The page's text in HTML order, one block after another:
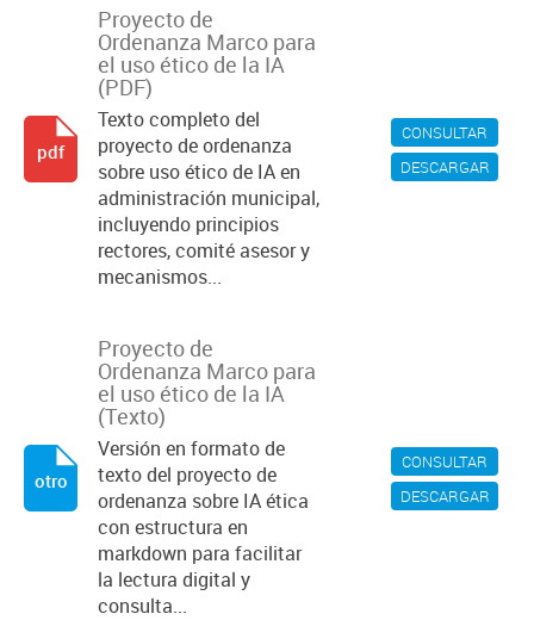
CONSULTAR
DESCARGAR
Proyecto de
Ordenanza Marco para
el uso ético de la IA
(PDF)
Texto completo del
proyecto de ordenanza
sobre uso ético de IA en
administración municipal,
incluyendo principios
rectores, comité asesor y
mecanismos...
pdf
CONSULTAR
DESCARGAR
Proyecto de
Ordenanza Marco para
el uso ético de la IA
(Texto)
Versión en formato de
texto del proyecto de
ordenanza sobre IA ética
con estructura en
markdown para facilitar
la lectura digital y
consulta...
otro